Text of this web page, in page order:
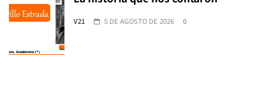
V21 5 DE AGOSTO DE 2026 0